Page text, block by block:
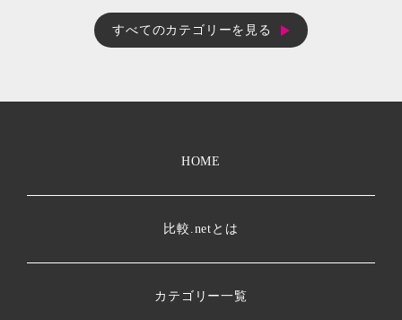
すべてのカテゴリーを見る
HOME
比較.netとは
カテゴリー一覧